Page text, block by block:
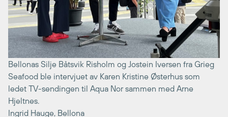
Bellonas Silje Båtsvik Risholm og Jostein Iversen fra Grieg
Seafood ble intervjuet av Karen Kristine Østerhus som
ledet TV-sendingen til Aqua Nor sammen med Arne
Hjeltnes.
Ingrid Hauge, Bellona